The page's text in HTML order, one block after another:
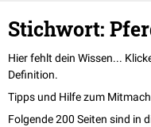
Stichwort:
Hier fehlt dein Wissen...
Definition.
Tipps und Hilfe zum
Folgende 200 Seiten sind in